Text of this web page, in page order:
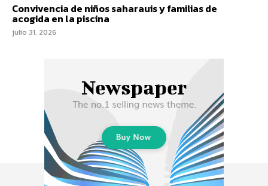
Convivencia de niños saharauis y familias de
acogida en la piscina
julio 31, 2026